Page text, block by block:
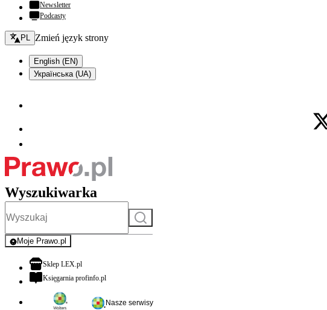
Newsletter
Podcasty
Zmień język - bieżący:
PL Zmień język strony
English (EN)
Українська (UA)
X -
Wyszukiwarka
Szukaj
Moje Prawo.pl
- rejestracja i logowanie do serwisu
Sklep LEX.plotwiera się w nowej karcie
Księgarnia profinfo.plotwiera się w nowej karcie
Nasze serwisy